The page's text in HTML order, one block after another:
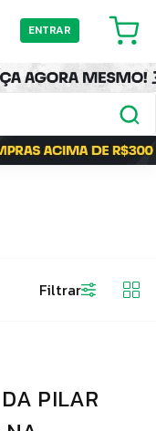
ENTRAR
Filtrar
PILAR